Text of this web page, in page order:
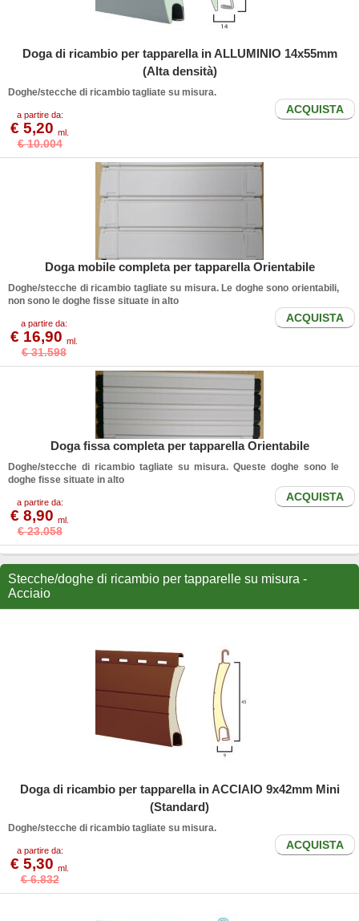
Doga di ricambio per tapparella in ALLUMINIO 14x55mm
(Alta densità)
Doghe/stecche di ricambio tagliate su misura.
a partire da:
€ 5,20 ml.
€ 10.004
ACQUISTA
Doga mobile completa per tapparella Orientabile
Doghe/stecche di ricambio tagliate su misura. Le doghe sono orientabili,
non sono le doghe fisse situate in alto
a partire da:
€ 16,90 ml.
€ 31.598
ACQUISTA
Doga fissa completa per tapparella Orientabile
Doghe/stecche di ricambio tagliate su misura. Queste doghe sono le
doghe fisse situate in alto
a partire da:
€ 8,90 ml.
€ 23.058
ACQUISTA
Stecche/doghe di ricambio per tapparelle su misura -
Acciaio
Doga di ricambio per tapparella in ACCIAIO 9x42mm Mini
(Standard)
Doghe/stecche di ricambio tagliate su misura.
a partire da:
€ 5,30 ml.
€ 6.832
ACQUISTA